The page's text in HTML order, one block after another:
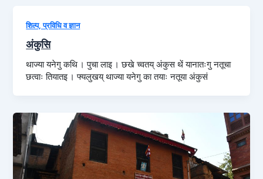
शिल्प, प्रविधि व ज्ञान
अंकुसि
थाज्या यनेगु कथि । पुचा लाइ । छखे च्वतय् अंकुस थें यानातःगु नतूचा
छत्वाः तियातइ । फ्यलुखय् थाज्या यनेगु का तयाः नतूया अंकुसं